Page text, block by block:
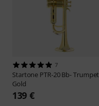
7
Startone PTR-20 Bb- Trumpet
Gold
139 €